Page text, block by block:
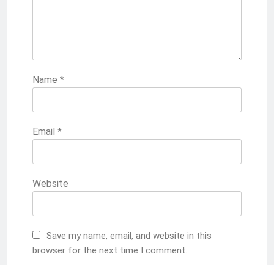
Name *
Email *
Website
Save my name, email, and website in this
browser for the next time I comment.